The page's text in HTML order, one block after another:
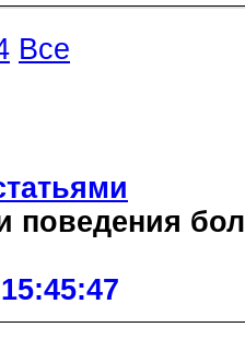
Все
поведения